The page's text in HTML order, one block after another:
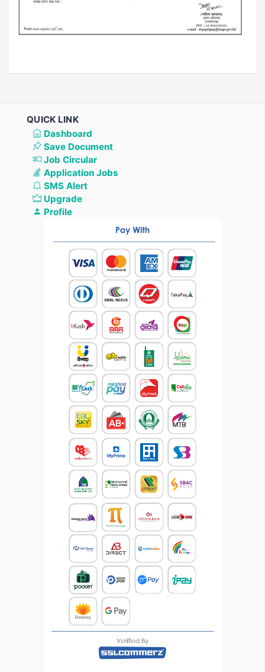
QUICK LINK
Dashboard
Save Document
Job Circular
Application Jobs
SMS Alert
Upgrade
Profile